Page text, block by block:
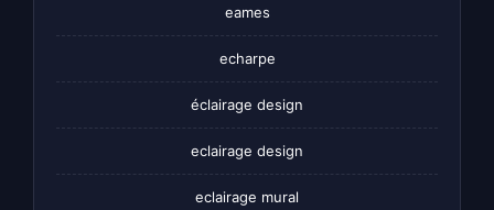
eames
echarpe
éclairage design
eclairage design
eclairage mural